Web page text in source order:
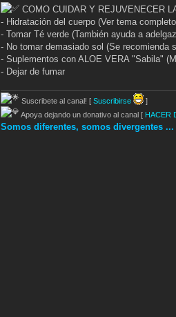
COMO CUIDAR Y REJUVENECER
- Hidratación del cuerpo (Ver tema
- Tomar Té verde (También ayuda a
- No tomar demasiado sol (Se recomienda
- Suplementos con ALOE VERA "Sabila"
- Dejar de fumar
Suscribete al canal! [ Suscribirse
]
Apoya dejando un donativo al canal [ HACER
Somos diferentes, somos divergentes ...